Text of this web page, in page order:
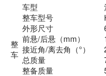
整
车
车型
整车型号
外形尺寸
前悬/后悬（mm）
接近角/离去角（°）
总质量
整备质量